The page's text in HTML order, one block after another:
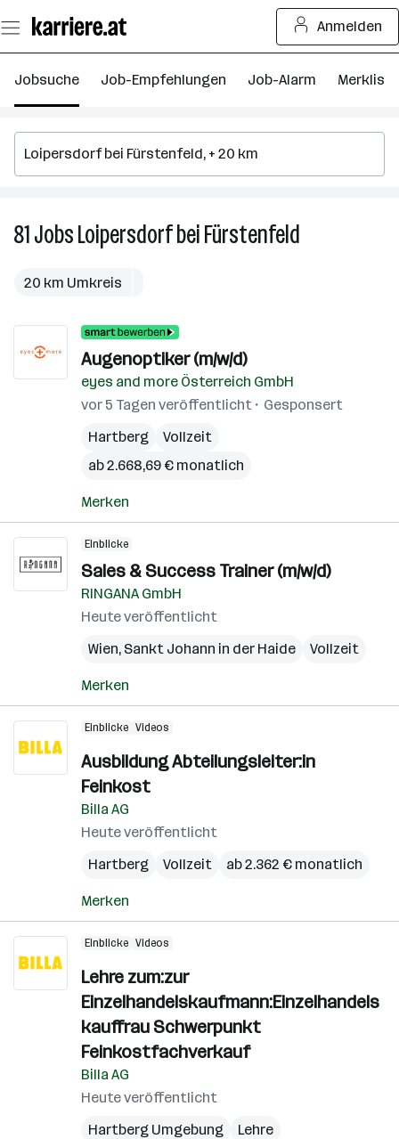
Seiteninhalt
springen
Anmelden
Jobsuche Job-Empfehlungen Job-Alarm Merkliste
81JobsLoipersdorf bei Fürstenfeld
20 km Umkreis
Augenoptiker (m/w/d)
eyes and more Österreich GmbH
vor 5 Tagen veröffentlicht
Gesponsert
Hartberg
Vollzeit
ab 2.668,69 € monatlich
Merken
Einblicke
Sales & Success Trainer (m/w/d)
RINGANA GmbH
Heute veröffentlicht
Wien, Sankt Johann in der Haide Vollzeit
Merken
Einblicke Videos
Ausbildung Abteilungsleiter:in
Feinkost
Billa AG
Heute veröffentlicht
Hartberg
Vollzeit ab 2.362 € monatlich
Merken
Einblicke Videos
Lehre zum:zur
Einzelhandelskaufmann:Einzelhandels
kauffrau Schwerpunkt
Feinkostfachverkauf
Billa AG
Heute veröffentlicht
Hartberg Umgebung
Lehre